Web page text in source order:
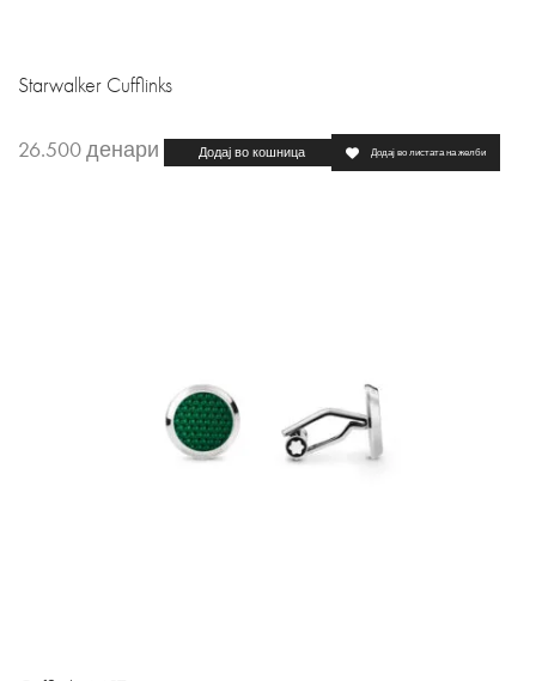
Starwalker Cufflinks
26.500денари Додај во кошница Додај во листата на желби